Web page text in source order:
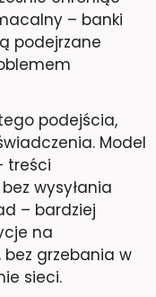
– banki
podejrzane
podejścia,
Model
treści
wysyłania
– bardziej
na
grzebania w
sieci.